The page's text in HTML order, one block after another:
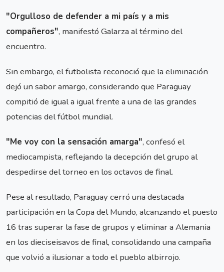
"Orgulloso de defender a mi país y a mis
compañeros", manifestó Galarza al término del
encuentro.
Sin embargo, el futbolista reconoció que la eliminación
dejó un sabor amargo, considerando que Paraguay
compitió de igual a igual frente a una de las grandes
potencias del fútbol mundial.
"Me voy con la sensación amarga", confesó el
mediocampista, reflejando la decepción del grupo al
despedirse del torneo en los octavos de final.
Pese al resultado, Paraguay cerró una destacada
participación en la Copa del Mundo, alcanzando el puesto
16 tras superar la fase de grupos y eliminar a Alemania
en los dieciseisavos de final, consolidando una campaña
que volvió a ilusionar a todo el pueblo albirrojo.